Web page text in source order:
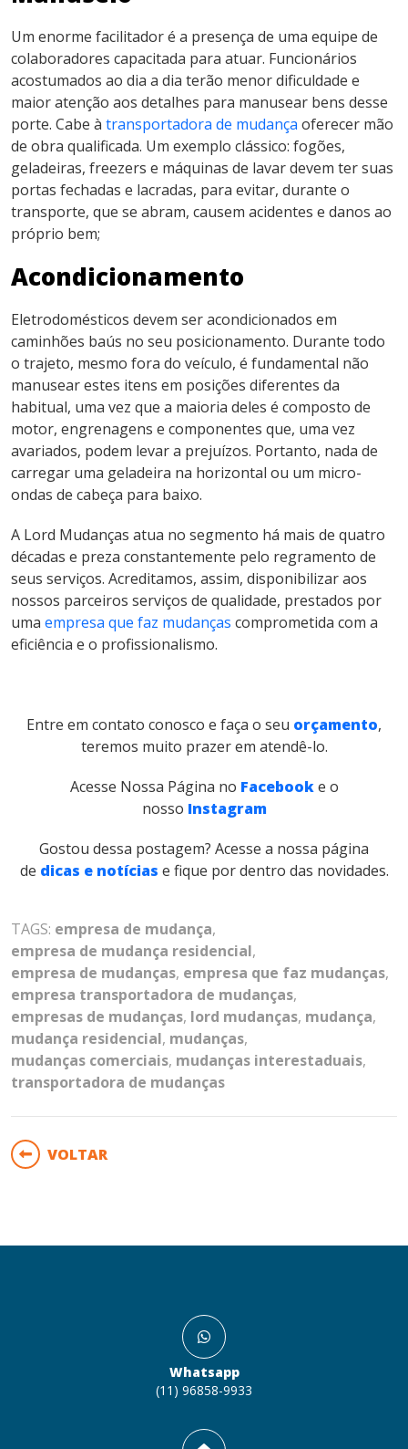
Um enorme facilitador é a presença de uma equipe de
colaboradores capacitada para atuar. Funcionários
acostumados ao dia a dia terão menor dificuldade e
maior atenção aos detalhes para manusear bens desse
porte. Cabe à transportadora de mudança oferecer mão
de obra qualificada. Um exemplo clássico: fogões,
geladeiras, freezers e máquinas de lavar devem ter suas
portas fechadas e lacradas, para evitar, durante o
transporte, que se abram, causem acidentes e danos ao
próprio bem;
Acondicionamento
Eletrodomésticos devem ser acondicionados em
caminhões baús no seu posicionamento. Durante todo
o trajeto, mesmo fora do veículo, é fundamental não
manusear estes itens em posições diferentes da
habitual, uma vez que a maioria deles é composto de
motor, engrenagens e componentes que, uma vez
avariados, podem levar a prejuízos. Portanto, nada de
carregar uma geladeira na horizontal ou um micro-
ondas de cabeça para baixo.
A Lord Mudanças atua no segmento há mais de quatro
décadas e preza constantemente pelo regramento de
seus serviços. Acreditamos, assim, disponibilizar aos
nossos parceiros serviços de qualidade, prestados por
uma empresa que faz mudanças comprometida com a
eficiência e o profissionalismo.
Entre em contato conosco e faça o seu orçamento,
teremos muito prazer em atendê-lo.
Acesse Nossa Página no Facebook e o
nosso Instagram
Gostou dessa postagem? Acesse a nossa página
de dicas e notícias e fique por dentro das novidades.
TAGS: empresa de mudança,
empresa de mudança residencial,
empresa de mudanças, empresa que faz mudanças,
empresa transportadora de mudanças,
empresas de mudanças, lord mudanças, mudança,
mudança residencial, mudanças,
mudanças comerciais, mudanças interestaduais,
transportadora de mudanças
VOLTAR
Whatsapp
(11) 96858-9933